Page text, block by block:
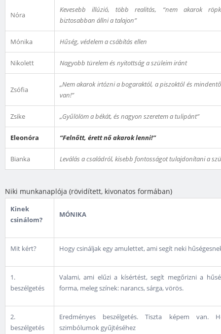
Nóra
Kevesebb illúzió, több realitás, “nem akarok
biztosabban állni a talajon”
Mónika Hűség, védelem a csábítás ellen
Nikolett Nagyobb türelem és nyitottság a szüleim iránt
Zsófia
„Nem akarok irtózni a bogaraktól, a piszoktól és
van!”
Zsike „Gyűlölöm a békát, és nagyon szeretem a tulipánt”
Eleonóra “Felnőtt, érett nő akarok lenni!”
Bianka Leválás a családról, kisebb fontosságot tulajdonítani a
Niki munkanaplója (rövidített, kivonatos formában)
Kinek
csinálom?
MÓNIKA
Mit kért? Hogy csináljak egy amulettet, ami segít neki
1.
beszélgetés
Valami, ami elűzi a kísértést, segít megőrizni a
forma, meleg színek: narancs, sárga, vörös.
2.
beszélgetés
Eredményes beszélgetés. Tiszta képem van.
szimbólumok gyűjtéséhez